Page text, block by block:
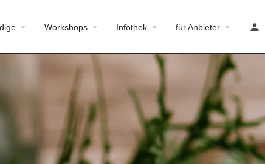
Workshops Infothek für Anbieter